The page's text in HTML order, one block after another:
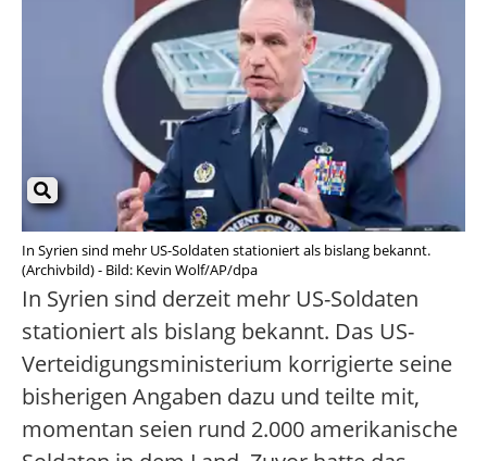
In Syrien sind mehr US-Soldaten stationiert als bislang bekannt.
(Archivbild) - Bild: Kevin Wolf/AP/dpa
In Syrien sind derzeit mehr US-Soldaten
stationiert als bislang bekannt. Das US-
Verteidigungsministerium korrigierte seine
bisherigen Angaben dazu und teilte mit,
momentan seien rund 2.000 amerikanische